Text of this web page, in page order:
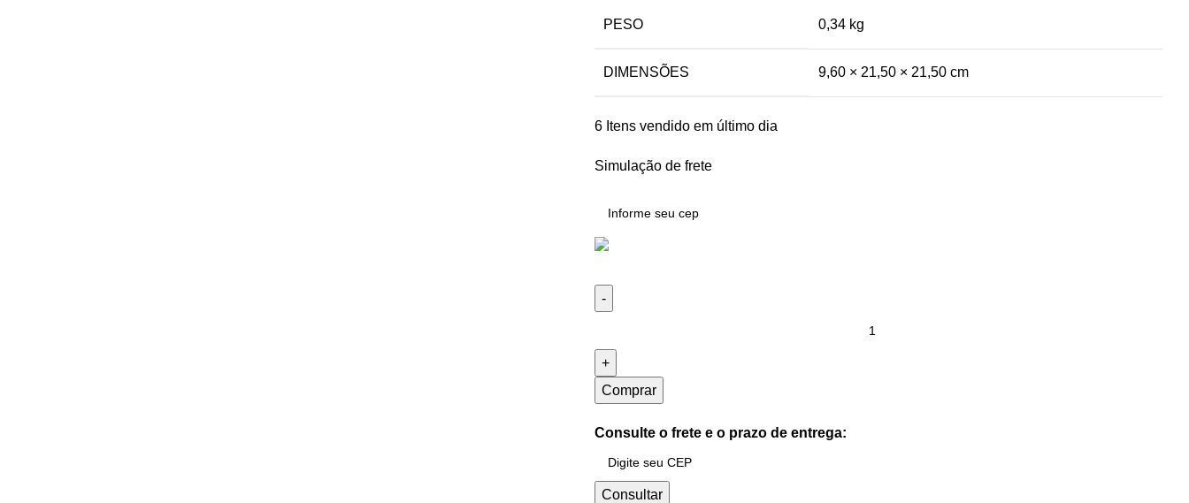
PESO 0,34 kg
DIMENSÕES 9,60 × 21,50 × 21,50 cm
6 Itens vendido em último dia
Simulação de frete
Comprar
Consulte o frete e o prazo de entrega:
Consultar